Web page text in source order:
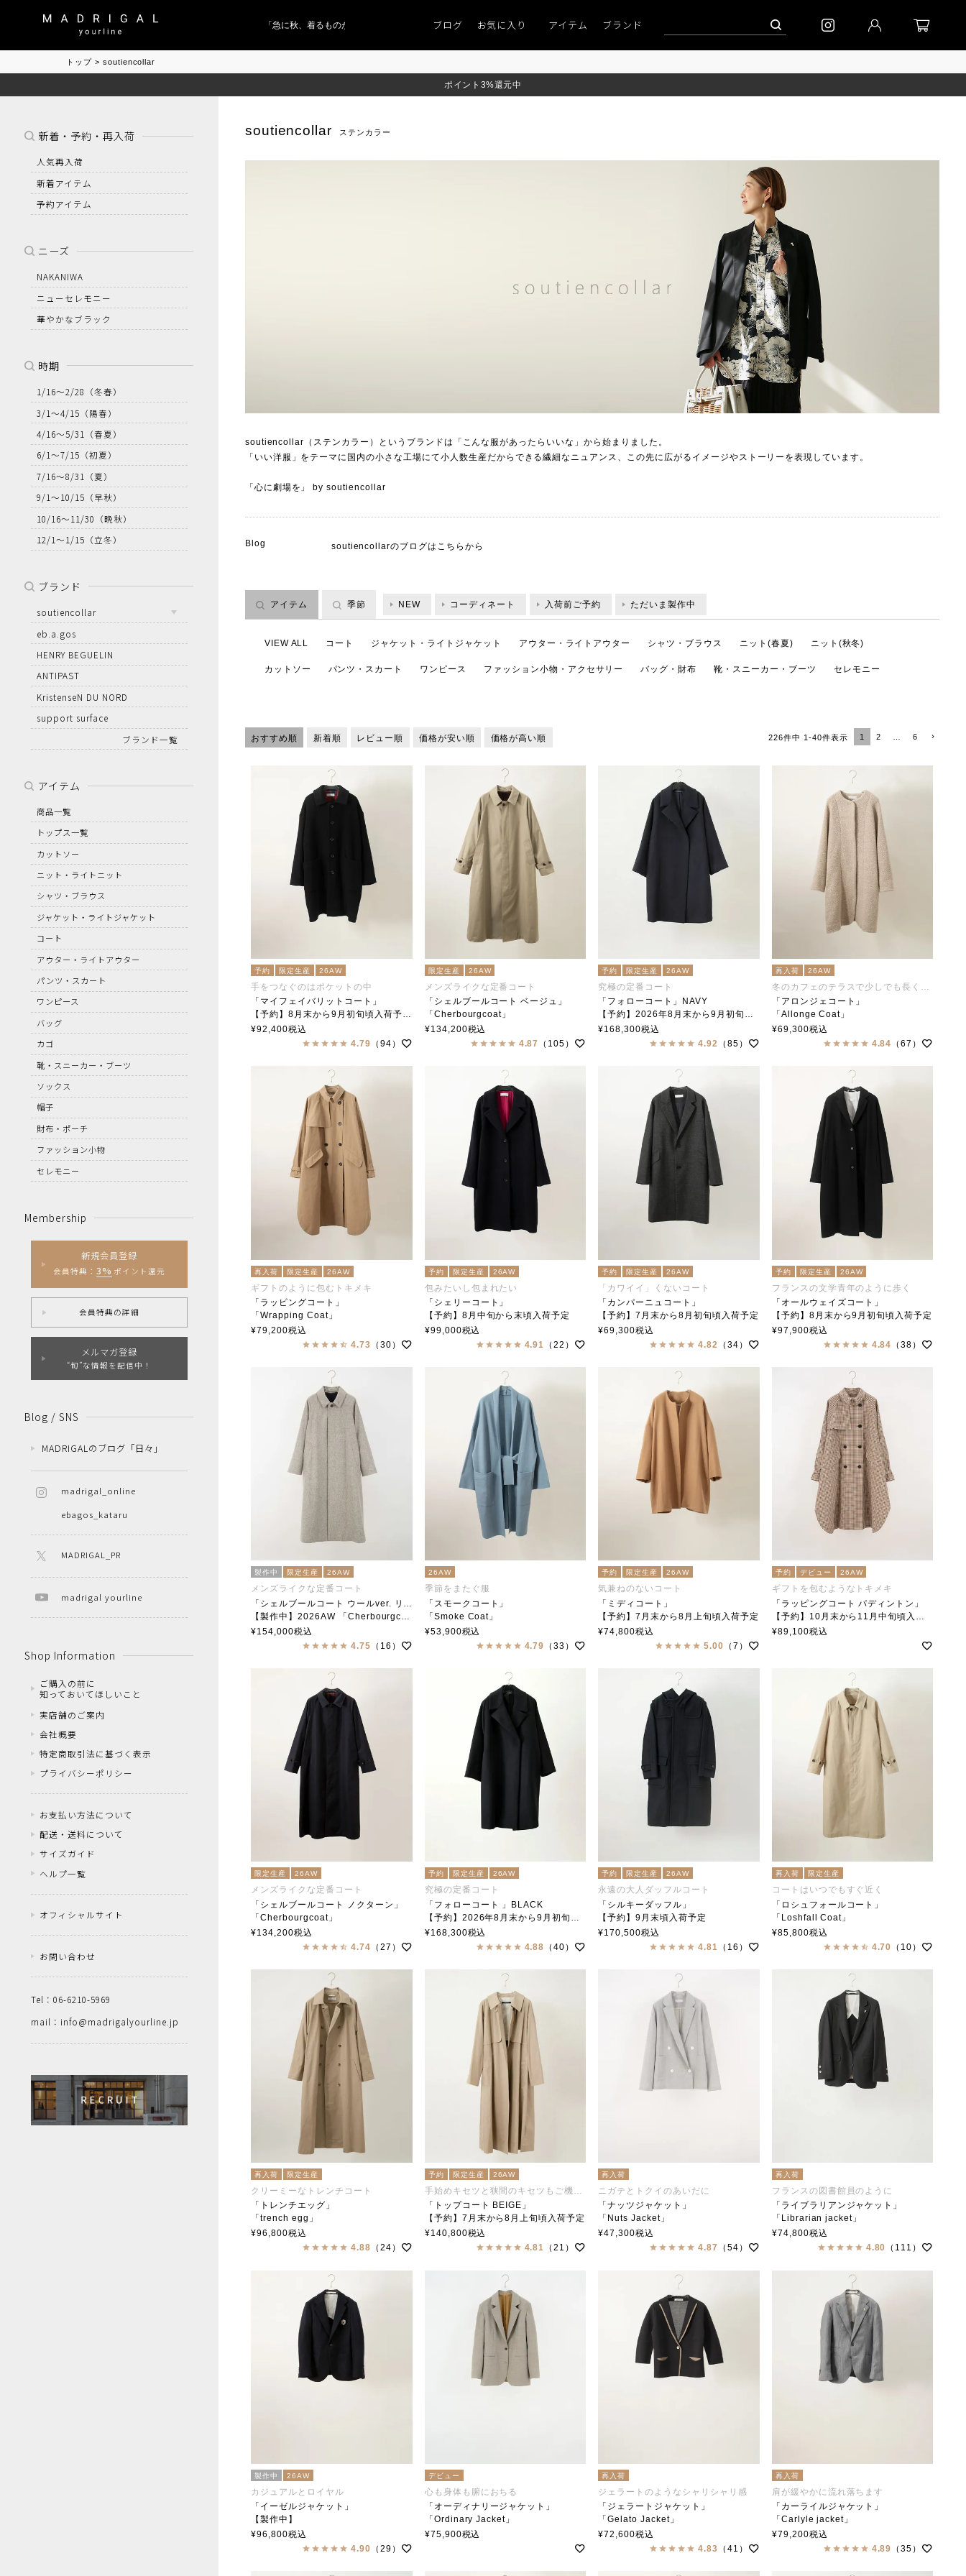
「急に秋、着るものがない」 「キレイなニット」 ポイント9％「マンスリーポイントキャンペーン」 到着｜2026AW「シフォンニット」 到着｜2026AW「マガジン」
ブログ お気に入り アイテム ブランド
トップ soutiencollar
ポイント3%還元中
soutiencollar ステンカラー
soutiencollar（ステンカラー）というブランドは「こんな服があったらいいな」から始まりました。
「いい洋服」をテーマに国内の小さな工場にて小人数生産だからできる繊細なニュアンス、この先に広がるイメージやストーリーを表現しています。
「心に劇場を」 by soutiencollar
Blog soutiencollarのブログは こちらから
アイテム 季節 NEW コーディネート 入荷前ご予約 ただいま製作中
VIEW ALL コート ジャケット・ライトジャケット アウター・ライトアウター シャツ・ブラウス ニット(春夏) ニット(秋冬)
カットソー パンツ・スカート ワンピース ファッション小物・アクセサリー バッグ・財布 靴・スニーカー・ブーツ セレモニー
おすすめ順 新着順 レビュー順 価格が安い順 価格が高い順 226件中 1-40件表示 1 2 6
予約 限定生産 26AW
手をつなぐのはポケットの中
「マイフェイバリットコート」
【予約】8月末から9月初旬頃入荷予定 「My Favorite Coat」
soutiencollar（ステンカラー）
¥92,400税込
4.79 （94）
限定生産 26AW
メンズライクな定番コート
「シェルブールコート ベージュ」
「Cherbourgcoat」
soutiencollar（ステンカラー）
¥134,200税込
4.87
（105）
予約 限定生産 26AW
究極の定番コート
「フォローコート」NAVY
【予約】2026年8月末から9月初旬頃入荷予定
「Follow Coat」
soutiencollar（ステンカラー）
¥168,300税込
4.92 （85）
再入荷 26AW
「アロンジェコート」
「Allonge Coat」
soutiencollar（ステンカラー）
¥69,300税込
4.84 （67）
再入荷 限定生産 26AW
ギフトのように包むトキメキ
「ラッピングコート」
「Wrapping Coat」
soutiencollar（ステンカラー）
¥79,200税込
4.73 （30）
予約 限定生産 26AW
包みたいし包まれたい
「シェリーコート」
【予約】8月中旬から末頃入荷予定
「Cherie Coat」
soutiencollar（ステンカラー）
¥99,000税込
4.91 （22）
予約 限定生産 26AW
「カワイイ」くないコート
「カンパーニュコート」
【予約】7月末から8月初旬頃入荷予定
「Campagne Coat」
¥69,300税込
4.82 （34）
予約 限定生産 26AW
フランスの文学青年のように歩く
「オールウェイズコート」
【予約】8月末から9月初旬頃入荷予定
「Always Coat」
soutiencollar（ステンカラー）
¥97,900税込
4.84 （38）
製作中 限定生産 26AW
メンズライクな定番コート
【製作中】2026AW 「Cherbourgcoat Wool ver. limited」
soutiencollar（ステンカラー）
¥154,000税込
4.75 （16）
26AW
季節をまたぐ服
「スモークコート」
「Smoke Coat」
soutiencollar（ステンカラー）
¥53,900税込
4.79 （33）
予約 限定生産 26AW
気兼ねのないコート
「ミディコート」
【予約】7月末から8月上旬頃入荷予定
「Midi Coat」
soutiencollar（ステンカラー）
¥74,800税込
5.00 （7）
予約 デビュー 26AW
ギフトを包むようなトキメキ
「ラッピングコート パディントン」
【予約】10月末から11月中旬頃入荷予定
「Wrapping Coat Paddington」
¥89,100税込
限定生産 26AW
メンズライクな定番コート
「シェルブールコート ノクターン」
「Cherbourgcoat」
soutiencollar（ステンカラー）
¥134,200税込
4.74 （27）
予約 限定生産 26AW
究極の定番コート
「フォローコート 」BLACK
【予約】2026年8月末から9月初旬頃入荷予定
「Follow Coat」BLACK
soutiencollar（ステンカラー）
¥168,300税込
4.88 （40）
予約 限定生産 26AW
永遠の大人ダッフルコート
「シルキーダッフル」
【予約】9月末頃入荷予定
「Silky duffel」
soutiencollar（ステンカラー）
¥170,500税込
4.81
（16）
再入荷 限定生産
コートはいつでもすぐ近く
「ロシュフォールコート」
「Loshfall Coat」
soutiencollar（ステンカラー）
¥85,800税込
4.70 （10）
再入荷 限定生産
クリーミーなトレンチコート
「トレンチエッグ」
「trench egg」
soutiencollar（ステンカラー）
¥96,800税込
4.88 （24）
予約 限定生産 26AW
手始めキセツと狭間のキセツもご機嫌に
「トップコート BEIGE」
【予約】7月末から8月上旬頃入荷予定
Top Coat ベージュ
トップコート
¥140,800税込
4.81 （21）
再入荷
ニガテとトクイのあいだに
「ナッツジャケット」
「Nuts Jacket」
soutiencollar（ステンカラー）
¥47,300税込
4.87
（54）
再入荷
フランスの図書館員のように
「ライブラリアンジャケット」
「Librarian jacket」
soutiencollar（ステンカラー）
¥74,800税込
4.80 （111）
製作中 26AW
カジュアルとロイヤル
「イーゼルジャケット」
【製作中】
「Easel Jacket」soutiencollar（ステンカラー）
¥96,800税込
4.90 （29）
デビュー
心も身体も腑におちる
「オーディナリージャケット」
「Ordinary Jacket」
soutiencollar(ステンカラー)
¥75,900税込
再入荷
ジェラートのようなシャリシャリ感
「ジェラートジャケット」
「Gelato Jacket」
soutiencollar（ステンカラー）
¥72,600税込
4.83 （41）
再入荷
肩が緩やかに流れ落ちます
「カーライルジャケット」
「Carlyle jacket」
soutiencollar（ステンカラー）
¥79,200税込
4.89 （35）
新着・予約・再入荷
人気再入荷
新着アイテム
予約アイテム
ニーズ
NAKANIWA
ニューセレモニー
華やかなブラック
時期
1/16～2/28 （冬春）
3/1～4/15 （陽春）
4/16～5/31
（春夏）
6/1～7/15 （初夏）
7/16～8/31
（夏）
9/1～10/15 （早秋）
10/16～11/30 （晩秋）
12/1～1/15 （立冬）
ブランド
soutiencollar
eb.a.gos
HENRY BEGUELIN
ANTIPAST
KristenseN DU NORD
support surface
ブランド一覧
アイテム
商品一覧
トップス一覧
カットソー
ニット・ライトニット
シャツ・ブラウス
ジャケット・ライトジャケット
コート
アウター・ライトアウター
パンツ・スカート
ワンピース
バッグ
カゴ
靴・スニーカー・ブーツ
ソックス
帽子
財布・ポーチ
ファッション小物
セレモニー
Membership
新規会員登録
会員特典： 3% ポイント還元
会員特典の詳細
メルマガ登録
“旬”な情報を配信中！
Blog / SNS
MADRIGALのブログ「日々」
madrigal_online
ebagos_kataru
MADRIGAL_PR
madrigal yourline
Shop Information
ご購入の前に
知っておいてほしいこと
実店舗のご案内
会社概要
特定商取引法に基づく表示
プライバシーポリシー
お支払い方法について
配送・送料について
サイズガイド
ヘルプ一覧
オフィシャルサイト
お問い合わせ
Tel：06-6210-5969
mail：info@madrigalyourline.jp